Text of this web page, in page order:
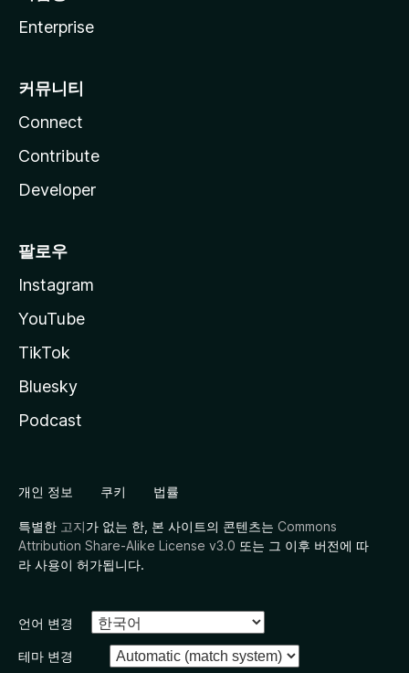
Enterprise
커뮤니티
Connect
Contribute
Developer
팔로우
Instagram
YouTube
TikTok
Bluesky
Podcast
개인 정보 쿠키 법률
특별한 고지가 없는 한, 본 사이트의 콘텐츠는 Commons
Attribution Share-Alike License v3.0 또는 그 이후 버전에 따
라 사용이 허가됩니다.
언어 변경
테마 변경